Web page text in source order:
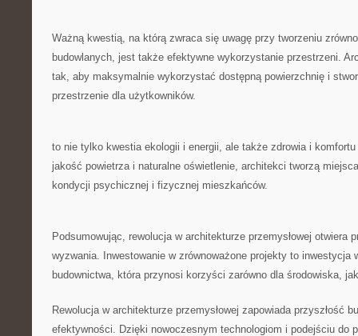
Ważną ⁢kwestią, na którą zwraca ⁢się uwagę przy tworzeniu‌
budowlanych, jest ‌także efektywne wykorzystanie⁤ przestrzeni.
tak, aby maksymalnie wykorzystać dostępną powierzchnię i
przestrzenie ​dla użytkowników.
​to nie tylko kwestia ekologii i⁢ energii, ale⁣ także ⁤zdrowia⁤ i⁢
⁢jakość powietrza i naturalne oświetlenie, architekci tworzą
kondycji psychicznej i fizycznej‌ mieszkańców.
Podsumowując, rewolucja ‍w architekturze ⁢przemysłowej otwiera
wyzwania. Inwestowanie w zrównoważone ⁢projekty⁤ to ‌inwestycja
⁣budownictwa,⁣ która przynosi korzyści zarówno ‌dla środowiska,
Rewolucja w architekturze przemysłowej ‌zapowiada ⁣przyszłość
‍efektywności. Dzięki ⁤nowoczesnym technologiom i ⁤podejściu do